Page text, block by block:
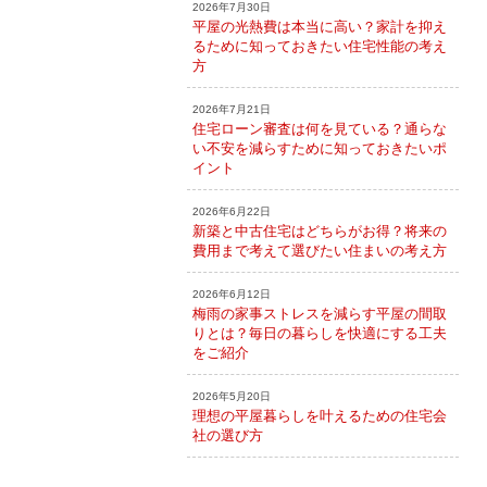
2026年7月30日
平屋の光熱費は本当に高い？家計を抑え
るために知っておきたい住宅性能の考え
方
2026年7月21日
住宅ローン審査は何を見ている？通らな
い不安を減らすために知っておきたいポ
イント
2026年6月22日
新築と中古住宅はどちらがお得？将来の
費用まで考えて選びたい住まいの考え方
2026年6月12日
梅雨の家事ストレスを減らす平屋の間取
りとは？毎日の暮らしを快適にする工夫
をご紹介
2026年5月20日
理想の平屋暮らしを叶えるための住宅会
社の選び方